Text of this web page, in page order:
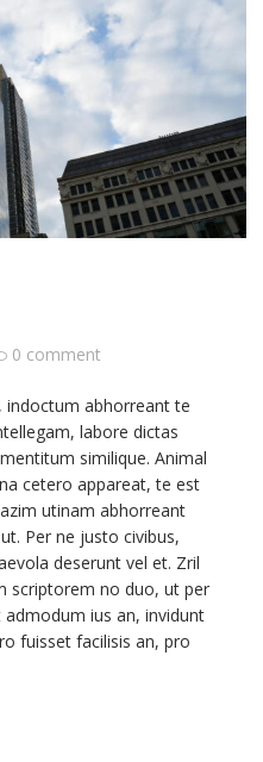
0 comment
abhorreant te
labore dictas
similique. Animal
cetero appareat, te est
utinam abhorreant
Per ne justo civibus,
deserunt vel et. Zril
scriptorem no duo, ut per
admodum ius an, invidunt
fuisset facilisis an, pro